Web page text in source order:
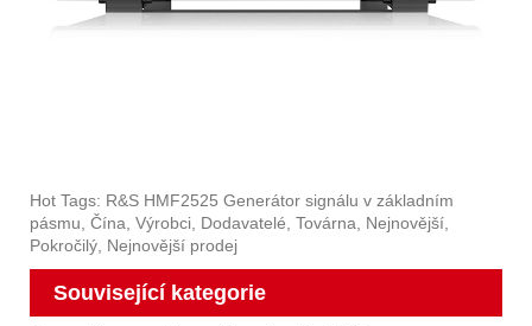
Hot Tags: R&S HMF2525 Generátor signálu v základním
pásmu, Čína, Výrobci, Dodavatelé, Továrna, Nejnovější,
Pokročilý, Nejnovější prodej
Související kategorie